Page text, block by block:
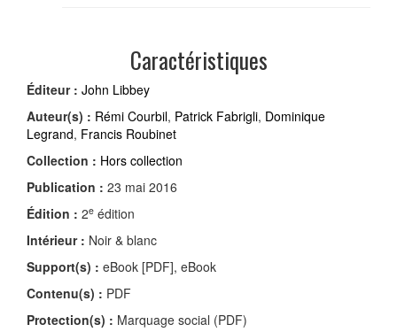
Caractéristiques
Éditeur : John Libbey
Auteur(s) : Rémi Courbil, Patrick Fabrigli, Dominique
Legrand, Francis Roubinet
Collection : Hors collection
Publication : 23 mai 2016
Édition : 2e édition
Intérieur : Noir & blanc
Support(s) : eBook [PDF], eBook
Contenu(s) : PDF
Protection(s) : Marquage social (PDF)